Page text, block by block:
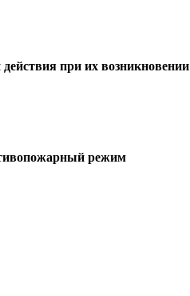
при их возникновении
режим